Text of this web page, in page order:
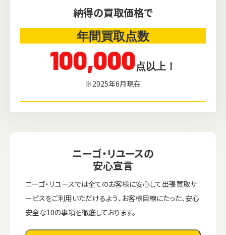
納得の買取価格で
年間買取点数
100,000点以上！
※2025年6月現在
ニーゴ・リユースの
安心宣言
ニーゴ・リユースでは全てのお客様に安心して出張買取サ
ービスをご利用いただけるよう、お客様目線にたった、安心
安全な10の事項を徹底しております。